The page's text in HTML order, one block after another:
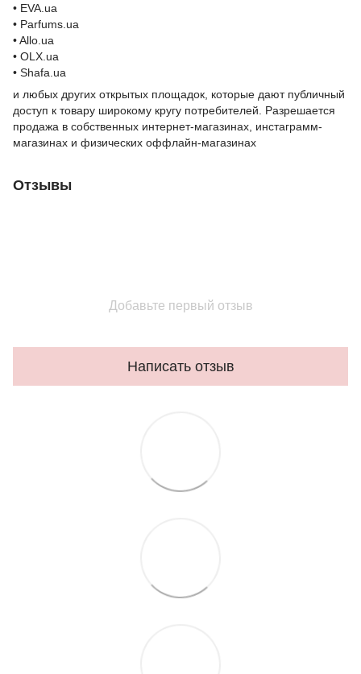
• EVA.ua
• Parfums.ua
• Allo.ua
• OLX.ua
• Shafa.ua
и любых других открытых площадок, которые дают публичный
доступ к товару широкому кругу потребителей. Разрешается
продажа в собственных интернет-магазинах, инстаграмм-
магазинах и физических оффлайн-магазинах
Отзывы
Добавьте первый отзыв
Написать отзыв